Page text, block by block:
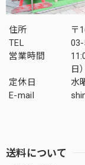
住所
〒
TEL
営業時間
日）
定休日
水
E-mail
送料について